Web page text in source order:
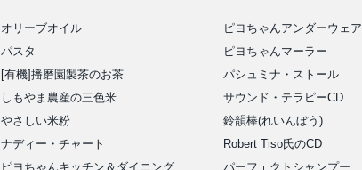
オリーブオイル
パスタ
[有機]播磨園製茶のお茶
しもやま農産の三色米
やさしい米粉
ナディー・チャート
ピヨちゃんキッチン＆ダイニング
ピヨちゃんアンダーウェア
ピヨちゃんマーラー
パシュミナ・ストール
サウンド・テラピーCD
鈴韻棒(れいんぼう)
Robert Tiso氏のCD
パーフェクトシャンプー